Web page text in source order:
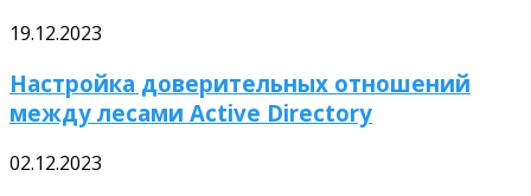
19.12.2023
Настройка доверительных отношений
между лесами Active Directory
02.12.2023